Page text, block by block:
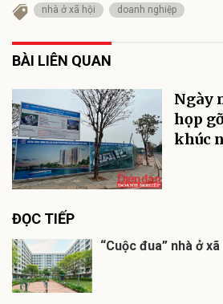
nhà ở xã hội doanh nghiệp
BÀI LIÊN QUAN
Ngày
họp
khúc
ĐỌC TIẾP
“Cuộc đua” nhà ở